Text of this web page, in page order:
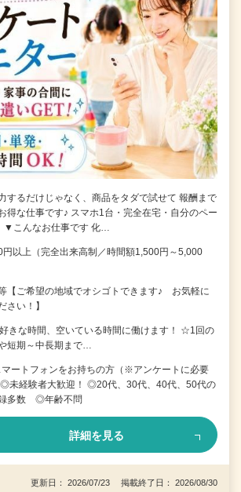
するだけじゃなく、商品をタダで試せて 報酬まで
得な仕事です♪ スマホ1台・完全在宅・自分のペー
▼こんなお仕事です 化…
円以上（完全出来高制／時間額1,500円～5,000
【ご希望の地域でオシゴトできます♪ お気軽に
さい！】
きな時間、空いている時間に働けます！ ☆1回の
短期～中長期まで…
ートフォンをお持ちの方（※アンケートに必要
未経験者大歓迎！ ◎20代、30代、40代、50代の
多数 ◎年齢不問
詳細を見る
更新日： 2026/07/23 掲載終了日： 2026/08/30